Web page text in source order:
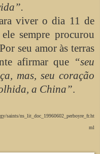
viver o dia 11 de
sempre procurou
seu amor às terras
afirmar que “seu
mas, seu coração
a China”.
saints/ns_lit_doc_19960602_perboyre_fr.ht
ml